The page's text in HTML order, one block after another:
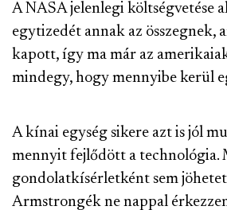
A NASA jelenlegi költségvetése
egytizedét annak az összegnek,
kapott, így ma már az
mindegy, hogy mennyibe kerül
A kínai egység sikere azt is jól
mennyit fejlődött a technológia.
gondolatkísérletként sem
Armstrongék ne nappal